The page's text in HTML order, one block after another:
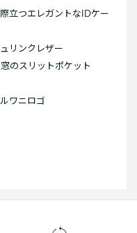
立つエレガントなIDケー
リンクレザー
のスリットポケット
ワニロゴ